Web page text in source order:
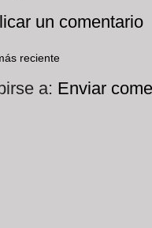
un comentario
reciente
a: Enviar